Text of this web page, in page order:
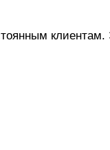
клиентам.